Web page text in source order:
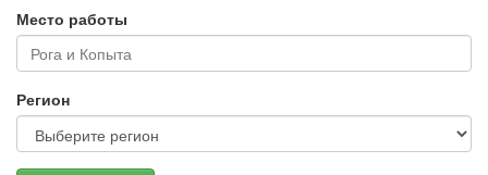
Место работы
Регион